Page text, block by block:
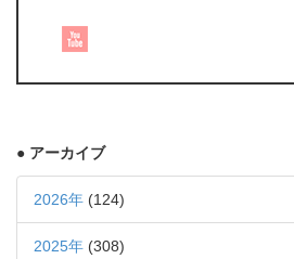
● アーカイブ
2026年 (124)
2025年 (308)